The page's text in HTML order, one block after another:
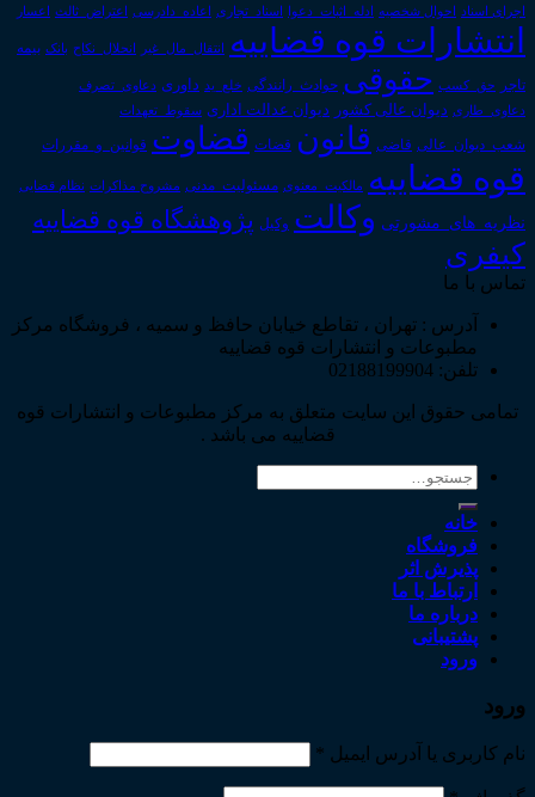
اجرای اسناد احوال شخصیه ادله_اثبات_دعوا اسناد_تجاری اعاده_دادرسی اعتراض_ثالث اعسار
انتشارات قوه قضاییه انتقال_مال_غیر انحلال_نکاح بانک بیمه
تاجر حق_کسب حقوقی حوادث_رانندگی خلع_ید داوری دعاوی_تصرف
دعاوی_طاری دیوان عالی کشور دیوان عدالت اداری سقوط_تعهدات
شعب_دیوان_عالی قاضی قانون قضات قضاوت قوانین_و_مقررات
قوه قضاییه مالکیت_معنوی مسئولیت_مدنی مشروح مذاکرات نظام قضایی
نظریه_های_مشورتی وکالت وکیل پژوهشگاه قوه قضاییه
کیفری
تماس با ما
آدرس : تهران ، تقاطع خیابان حافظ و سمیه ، فروشگاه مرکز
مطبوعات و انتشارات قوه قضاییه
تلفن: 02188199904
تمامی حقوق این سایت متعلق به مرکز مطبوعات و انتشارات قوه
قضاییه می باشد .
جستجو
خانه
فروشگاه
پذیرش اثر
ارتباط با ما
درباره ما
پشتیبانی
ورود
ورود
نام کاربری یا آدرس ایمیل *